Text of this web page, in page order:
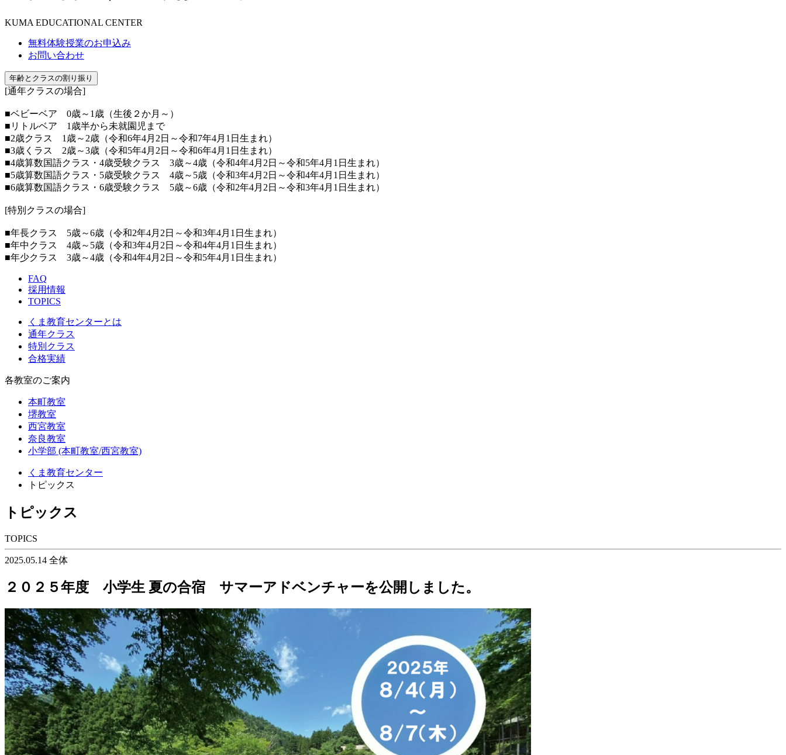
KUMA EDUCATIONAL CENTER
無料体験授業のお申込み
お問い合わせ
年齢とクラスの割り振り
[通年クラスの場合]
■ベビーベア 0歳～1歳（生後２か月～）
■リトルベア 1歳半から未就園児まで
■2歳クラス 1歳～2歳（令和6年4月2日～令和7年4月1日生まれ）
■3歳くラス 2歳～3歳（令和5年4月2日～令和6年4月1日生まれ）
■4歳算数国語クラス・4歳受験クラス 3歳～4歳（令和4年4月2日～令和5年4月1日生まれ）
■5歳算数国語クラス・5歳受験クラス 4歳～5歳（令和3年4月2日～令和4年4月1日生まれ）
■6歳算数国語クラス・6歳受験クラス 5歳～6歳（令和2年4月2日～令和3年4月1日生まれ）
[特別クラスの場合]
■年長クラス 5歳～6歳（令和2年4月2日～令和3年4月1日生まれ）
■年中クラス 4歳～5歳（令和3年4月2日～令和4年4月1日生まれ）
■年少クラス 3歳～4歳（令和4年4月2日～令和5年4月1日生まれ）
FAQ
採用情報
TOPICS
くま教育センターとは
通年クラス
特別クラス
合格実績
各教室のご案内
本町教室
堺教室
西宮教室
奈良教室
小学部 (本町教室/西宮教室)
くま教育センター
トピックス
トピックス
TOPICS
2025.05.14 全体
２０２５年度 小学生 夏の合宿 サマーアドベンチャーを公開しました。